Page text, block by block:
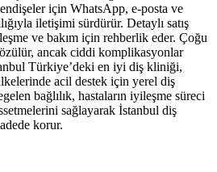
için WhatsApp, e-posta ve
iletişimi sürdürür. Detaylı satış
ve bakım için rehberlik eder. Çoğu
ancak ciddi komplikasyonlar
Türkiye’deki en iyi diş kliniği,
acil destek için yerel diş
bağlılık, hastaların iyileşme süreci
sağlayarak İstanbul diş
korur.